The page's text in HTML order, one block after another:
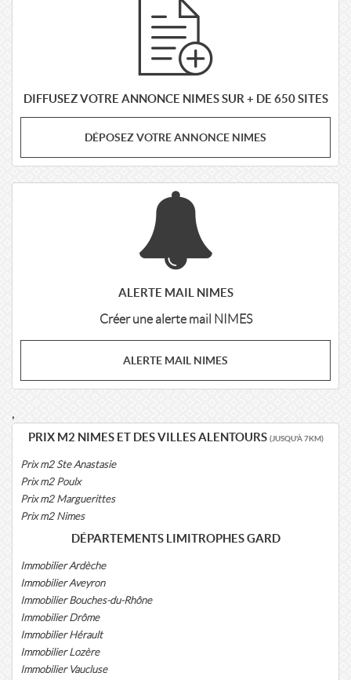
DIFFUSEZ VOTRE ANNONCE NIMES SUR + DE 650 SITES
DÉPOSEZ VOTRE ANNONCE NIMES
ALERTE MAIL NIMES
Créer une alerte mail NIMES
ALERTE MAIL NIMES
,
PRIX M2 NIMES ET DES VILLES ALENTOURS (JUSQU'À 7KM)
Prix m2 Ste Anastasie
Prix m2 Poulx
Prix m2 Marguerittes
Prix m2 Nimes
DÉPARTEMENTS LIMITROPHES GARD
Immobilier Ardèche
Immobilier Aveyron
Immobilier Bouches-du-Rhône
Immobilier Drôme
Immobilier Hérault
Immobilier Lozère
Immobilier Vaucluse